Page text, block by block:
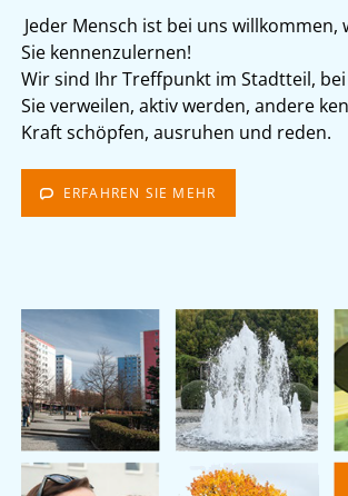
Jeder Mensch ist bei uns willkommen,
Sie kennenzulernen!
Wir sind Ihr Treffpunkt im Stadtteil,
Sie verweilen, aktiv werden, andere
Kraft schöpfen, ausruhen und reden.
ERFAHREN SIE MEHR